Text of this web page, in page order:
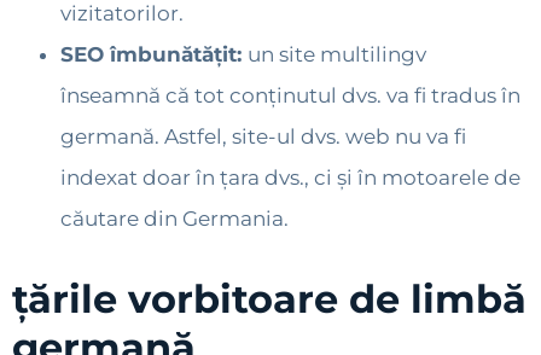
vizitatorilor.
SEO îmbunătățit: un site multilingv
înseamnă că tot conținutul dvs. va fi tradus în
germană. Astfel, site-ul dvs. web nu va fi
indexat doar în țara dvs., ci și în motoarele de
căutare din Germania.
țările vorbitoare de limbă